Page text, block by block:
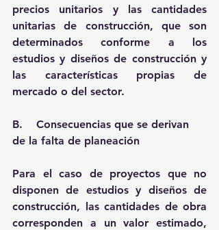
precios unitarios y las cantidades
unitarias de construcción, que son
determinados conforme a los
estudios y diseños de construcción y
las características propias de
mercado o del sector.
B.    Consecuencias que se derivan
de la falta de planeación
Para el caso de proyectos que no
disponen de estudios y diseños de
construcción, las cantidades de obra
corresponden a un valor estimado,